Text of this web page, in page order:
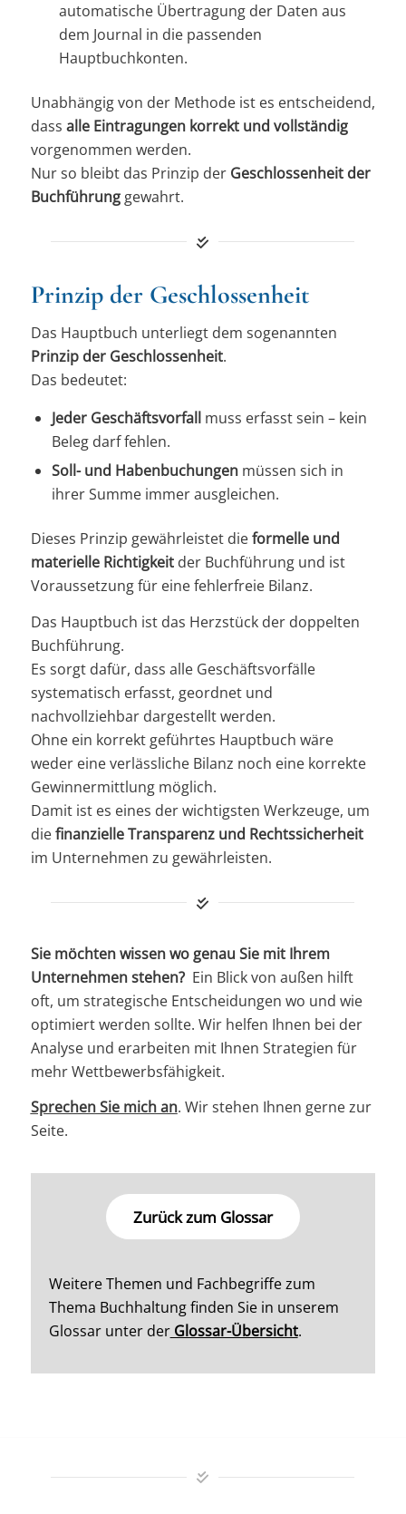
automatische Übertragung der Daten aus
dem Journal in die passenden
Hauptbuchkonten.
Unabhängig von der Methode ist es entscheidend,
dass alle Eintragungen korrekt und vollständig
vorgenommen werden.
Nur so bleibt das Prinzip der Geschlossenheit der
Buchführunggewahrt.
Prinzip der Geschlossenheit
Das Hauptbuch unterliegt dem sogenannten
Prinzip der Geschlossenheit.
Das bedeutet:
Jeder Geschäftsvorfall muss erfasst sein – kein
Beleg darf fehlen.
Soll- und Habenbuchungenmüssen sich in
ihrer Summe immer ausgleichen.
Dieses Prinzip gewährleistet dieformelle und
materielle Richtigkeitder Buchführung und ist
Voraussetzung für eine fehlerfreie Bilanz.
Das Hauptbuch ist das Herzstück der doppelten
Buchführung.
Es sorgt dafür, dass alle Geschäftsvorfälle
systematisch erfasst, geordnet und
nachvollziehbar dargestellt werden.
Ohne ein korrekt geführtes Hauptbuch wäre
weder eine verlässliche Bilanz noch eine korrekte
Gewinnermittlung möglich.
Damit ist es eines der wichtigsten Werkzeuge, um
diefinanzielle Transparenz und Rechtssicherheit
im Unternehmen zu gewährleisten.
Sie möchten wissen wo genau Sie mit Ihrem
Unternehmen stehen? Ein Blick von außen hilft
oft, um strategische Entscheidungen wo und wie
optimiert werden sollte. Wir helfen Ihnen bei der
Analyse und erarbeiten mit Ihnen Strategien für
mehr Wettbewerbsfähigkeit.
Sprechen Sie mich an. Wir stehen Ihnen gerne zur
Seite.
Zurück zum Glossar
Weitere Themen und Fachbegriffe zum
Thema Buchhaltung finden Sie in unserem
Glossar unter derGlossar-Übersicht.